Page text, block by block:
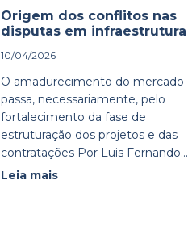
Origem dos conflitos nas
disputas em infraestrutura
10/04/2026
O amadurecimento do mercado
passa, necessariamente, pelo
fortalecimento da fase de
estruturação dos projetos e das
contratações Por Luis Fernando...
Leia mais